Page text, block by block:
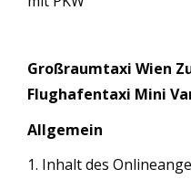
Großraumtaxi Wien
Flughafentaxi Mini
Allgemein
1. Inhalt des